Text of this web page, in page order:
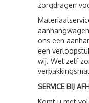
zorgdragen
ons een
een
wij. Wel zelf
SERVICE BIJ